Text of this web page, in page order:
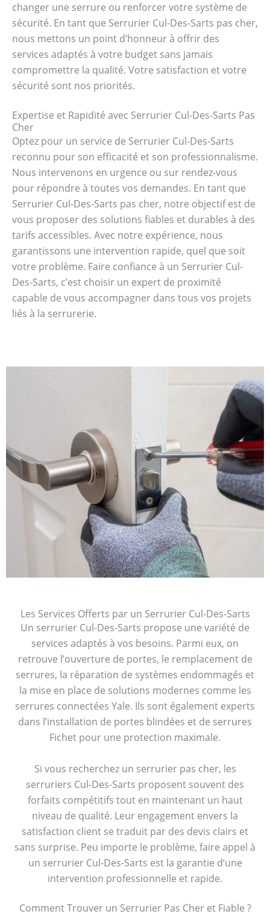
changer une serrure ou renforcer votre système de
sécurité. En tant que Serrurier Cul-Des-Sarts pas cher,
nous mettons un point d’honneur à offrir des
services adaptés à votre budget sans jamais
compromettre la qualité. Votre satisfaction et votre
sécurité sont nos priorités.
Expertise et Rapidité avec Serrurier Cul-Des-Sarts Pas
Cher
Optez pour un service de Serrurier Cul-Des-Sarts
reconnu pour son efficacité et son professionnalisme.
Nous intervenons en urgence ou sur rendez-vous
pour répondre à toutes vos demandes. En tant que
Serrurier Cul-Des-Sarts pas cher, notre objectif est de
vous proposer des solutions fiables et durables à des
tarifs accessibles. Avec notre expérience, nous
garantissons une intervention rapide, quel que soit
votre problème. Faire confiance à un Serrurier Cul-
Des-Sarts, c’est choisir un expert de proximité
capable de vous accompagner dans tous vos projets
liés à la serrurerie.
Les Services Offerts par un Serrurier Cul-Des-Sarts
Un serrurier Cul-Des-Sarts propose une variété de
services adaptés à vos besoins. Parmi eux, on
retrouve l’ouverture de portes, le remplacement de
serrures, la réparation de systèmes endommagés et
la mise en place de solutions modernes comme les
serrures connectées Yale. Ils sont également experts
dans l’installation de portes blindées et de serrures
Fichet pour une protection maximale.
Si vous recherchez un serrurier pas cher, les
serruriers Cul-Des-Sarts proposent souvent des
forfaits compétitifs tout en maintenant un haut
niveau de qualité. Leur engagement envers la
satisfaction client se traduit par des devis clairs et
sans surprise. Peu importe le problème, faire appel à
un serrurier Cul-Des-Sarts est la garantie d’une
intervention professionnelle et rapide.
Comment Trouver un Serrurier Pas Cher et Fiable ?